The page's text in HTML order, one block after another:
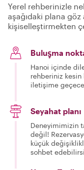
Yerel rehberinizle
aşağıdaki plana
kişiselleştirmekten
Buluşma
Hanoi içinde
rehberiniz
iletişime
Seyahat planı
Deneyimimizin
değil!
küçük
sohbet